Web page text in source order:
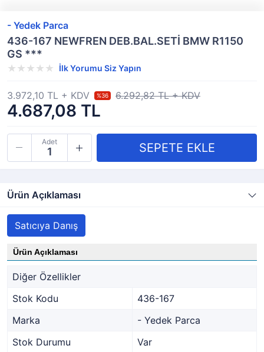
- Yedek Parca
436-167 NEWFREN DEB.BAL.SETİ BMW R1150
GS ***
İlk Yorumu Siz Yapın
4.687,08 TL
3.972,10 TL + KDV %36 6.292,82 TL + KDV
Adet
Ürün Açıklaması
Satıcıya Danış
Ürün Açıklaması
Diğer Özellikler
Stok Kodu
436-167
Marka
- Yedek Parca
Stok Durumu
Var